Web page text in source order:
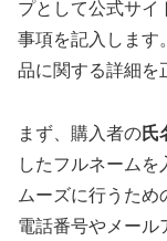
プとして公式サイ
事項を記入します
品に関する詳細を
まず、購入者の氏
したフルネーム
ムーズに行うため
電話番号やメール